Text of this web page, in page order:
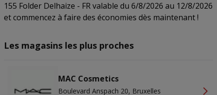
155 Folder Delhaize - FR valable du 6/8/2026 au 12/8/2026
et commencez à faire des économies dès maintenant !
Les magasins les plus proches
MAC Cosmetics
Boulevard Anspach 20, Bruxelles